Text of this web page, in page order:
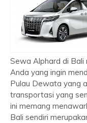
Sewa Alphard di Bali
Anda yang ingin
Pulau Dewata yang
transportasi yang
ini memang
Bali sendiri